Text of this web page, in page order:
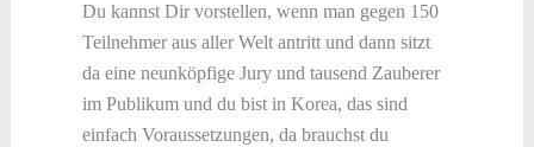
Du kannst Dir vorstellen, wenn man gegen 150
Teilnehmer aus aller Welt antritt und dann sitzt
da eine neunköpfige Jury und tausend Zauberer
im Publikum und du bist in Korea, das sind
einfach Voraussetzungen, da brauchst du